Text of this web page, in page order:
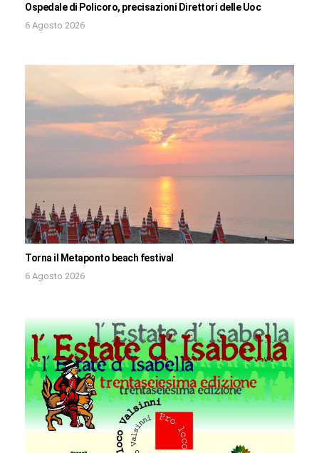
Ospedale di Policoro, precisazioni Direttori delle Uoc
6 Agosto 2026
Torna il Metaponto beach festival
6 Agosto 2026